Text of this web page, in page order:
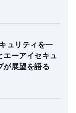
ュリティを一
エーアイセキュ
が展望を語る